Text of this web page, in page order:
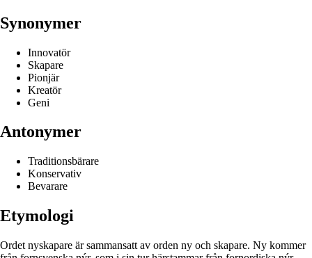
Synonymer
Innovatör
Skapare
Pionjär
Kreatör
Geni
Antonymer
Traditionsbärare
Konservativ
Bevarare
Etymologi
Ordet nyskapare är sammansatt av orden ny och skapare. Ny kommer